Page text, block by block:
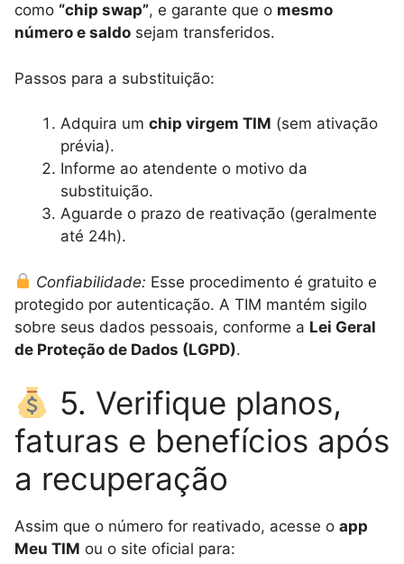
como “chip swap”, e garante que o mesmo
número e saldo sejam transferidos.
Passos para a substituição:
Adquira um chip virgem TIM (sem ativação
prévia).
Informe ao atendente o motivo da
substituição.
Aguarde o prazo de reativação (geralmente
até 24h).
Confiabilidade: Esse procedimento é gratuito e
protegido por autenticação. A TIM mantém sigilo
sobre seus dados pessoais, conforme a Lei Geral
de Proteção de Dados (LGPD).
5. Verifique planos,
faturas e benefícios após
a recuperação
Assim que o número for reativado, acesse o app
Meu TIM ou o site oficial para: